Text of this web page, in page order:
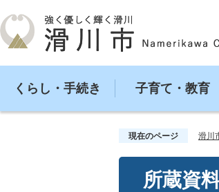
くらし・手続き 子育て・教育
現在のページ 滑川
所蔵資